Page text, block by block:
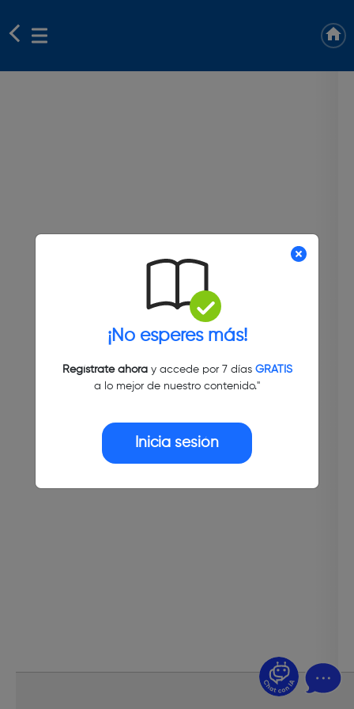
¡No esperes más!
Regístrate ahoray accede por 7 días GRATIS
a lo mejor de nuestro contenido."
Inicia sesión